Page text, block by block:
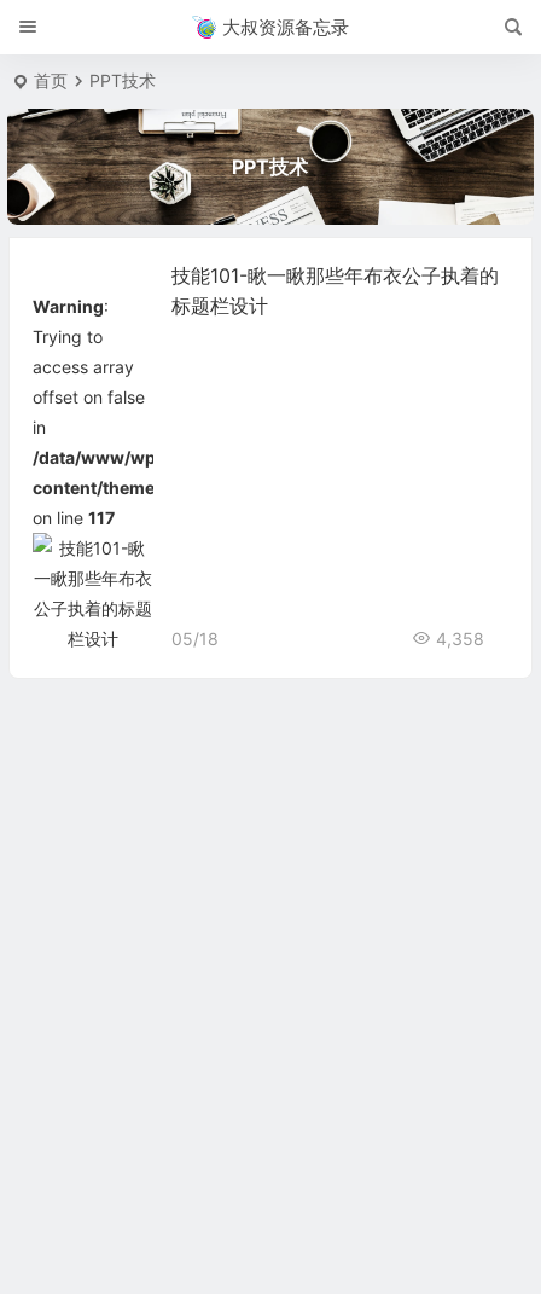
大叔资源备忘录
首页 PPT技术
PPT技术
Warning:
Trying to
access array
offset on false
in
/data/www/wp-
content/themes/begin/inc/thumbnail.php
on line 117
技能101-瞅一瞅那些年布衣公子执着的
标题栏设计
05/18 4,358